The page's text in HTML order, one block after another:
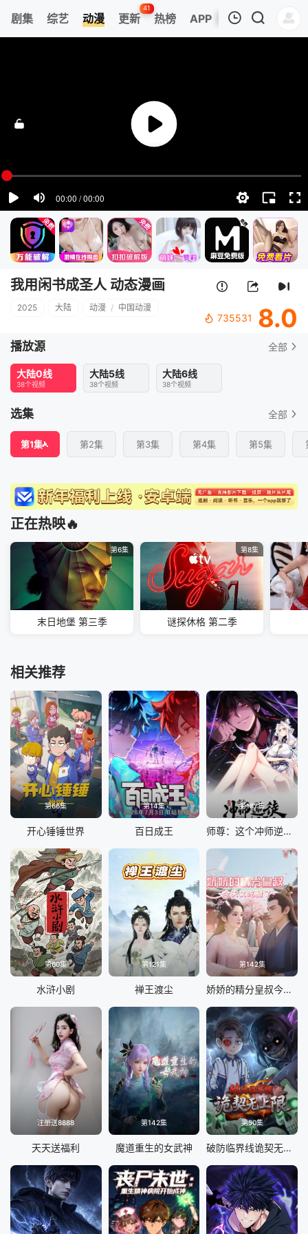
剧集 综艺 动漫 更新
41
热榜 APP
清空
我用闲书成圣人 动态漫画
2025 大陆 动漫 / 中国动漫
735531 8.0
播放源 全部
大陆0线
38个视频
大陆5线
38个视频
大陆6线
38个视频
选集 全部
第1集 第2集 第3集 第4集 第5集
正在热映🔥
第6集
末日地堡 第三季
第8集
谜探休格 第二季
相关推荐
第66集
开心锤锤世界
第14集
百日成王
第187集
师尊：这个冲师逆徒才不是圣子 动态漫画
第60集
水浒小剧
第121集
禅王渡尘
第142集
娇娇的精分皇叔今天又吃醋了
注册送8888
天天送福利
第142集
魔道重生的女武神
第50集
破防临界线诡契无上限